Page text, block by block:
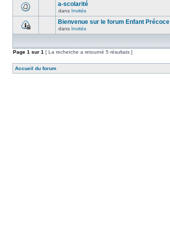
a-scolarité
dans Invités
Bienvenue sur le forum Enfant Précoce
dans Invités
Page 1 sur 1 [ La recherche a retourné 5 résultats ]
Accueil du forum